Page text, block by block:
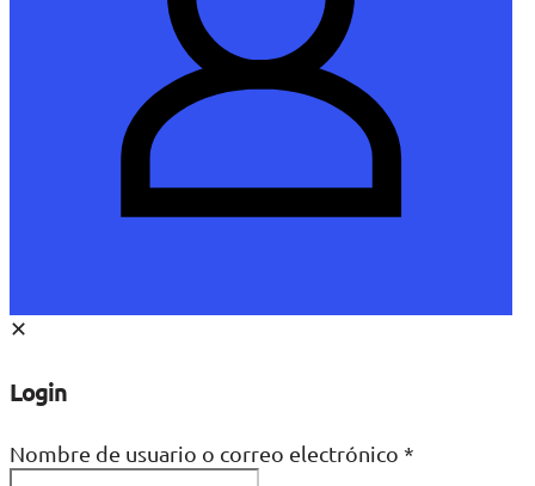
✕
Login
Nombre de usuario o correo electrónico *